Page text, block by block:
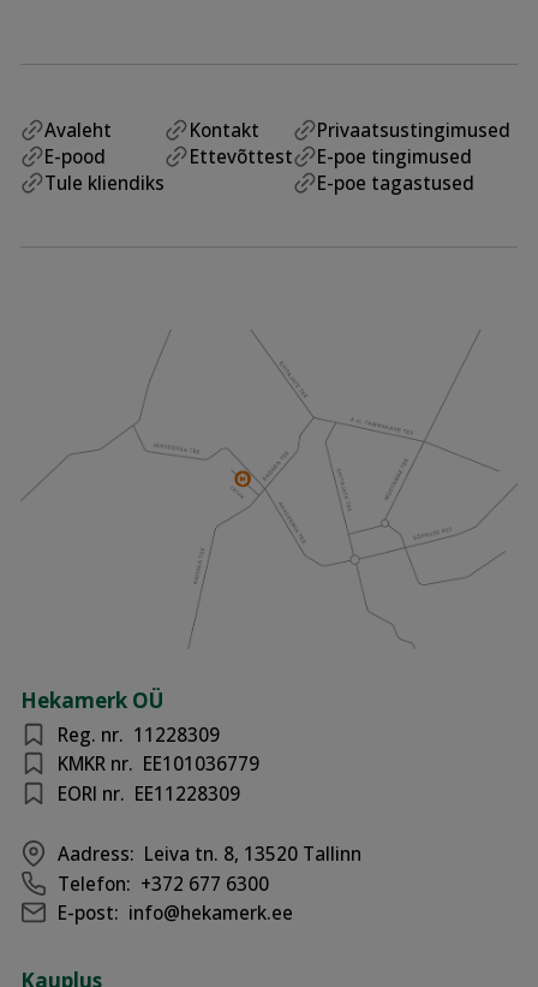
Avaleht
E-pood
Tule kliendiks
Kontakt
Ettevõttest
Privaatsustingimused
E-poe tingimused
E-poe tagastused
Hekamerk OÜ
Reg. nr. 11228309
KMKR nr. EE101036779
EORI nr. EE11228309
Aadress: Leiva tn. 8, 13520 Tallinn
Telefon: +372 677 6300
E-post: info@hekamerk.ee
Kauplus